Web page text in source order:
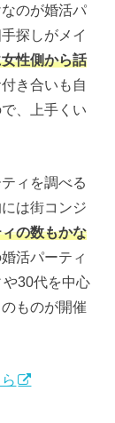
のが婚活パ
探しがメイ
性側から話
き合いも自
、上手くい
ィを調べる
は街コンジ
の数もかな
活パーティ
30代を中心
ものが開催